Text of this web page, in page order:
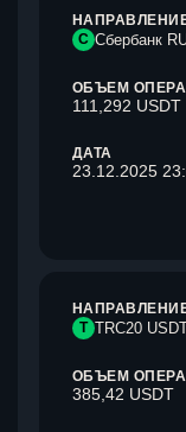
С Сбербанк
ОБЪЕМ
111,292 USDT
ДАТА
23.12.2025
T TRC20
ОБЪЕМ
385,42 USDT